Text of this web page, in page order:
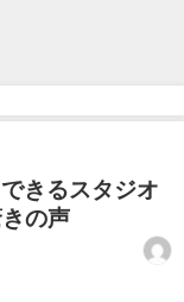
きるスタジオ
の声